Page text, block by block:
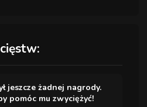
jeszcze żadnej nagrody.
pomóc mu zwyciężyć!